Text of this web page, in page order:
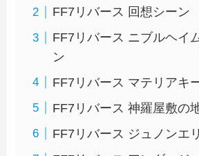
FF7リバース 回想シーン
FF7リバース ニブルヘイ
ン
FF7リバース マテリアキ
FF7リバース 神羅屋敷の
FF7リバース ジュノンエ